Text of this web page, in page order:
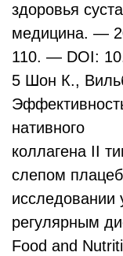
здоровья
медицина. —
110. — DOI:
5 Шон К.,
нативного
коллагена II
слепом
исследовании
регулярным
Food and